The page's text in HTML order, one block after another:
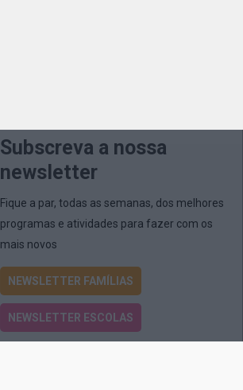
Subscreva a nossa
newsletter
Fique a par, todas as semanas, dos melhores
programas e atividades para fazer com os
mais novos
NEWSLETTER FAMÍLIAS
NEWSLETTER ESCOLAS